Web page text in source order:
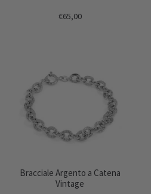
€65,00
Bracciale Argento a Catena
Vintage